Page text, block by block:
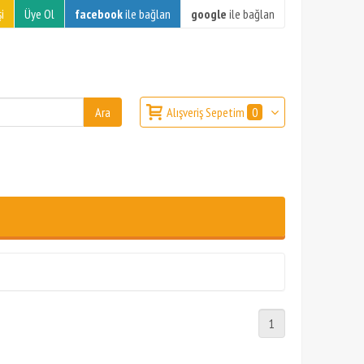
Üye Ol facebookile bağlan google ile bağlan
Alışveriş Sepetim 0
1